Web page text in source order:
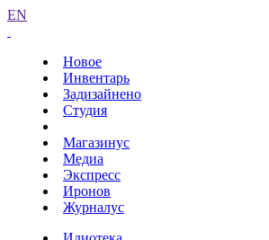
EN
Новое
Инвентарь
Задизайнено
Студия
Магазинус
Медиа
Экспресс
Иронов
Журналус